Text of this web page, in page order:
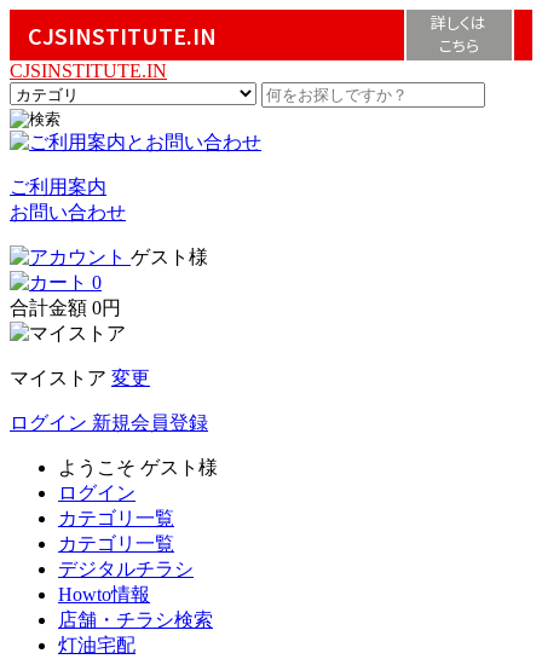
CJSINSTITUTE.IN
詳しくは
こちら
CJSINSTITUTE.IN
ご利用案内
お問い合わせ
ゲスト様
0
合計金額 0円
マイストア 変更
ログイン 新規会員登録
ようこそ ゲスト様
ログイン
カテゴリ一覧
カテゴリ一覧
デジタルチラシ
Howto情報
店舗・チラシ検索
灯油宅配